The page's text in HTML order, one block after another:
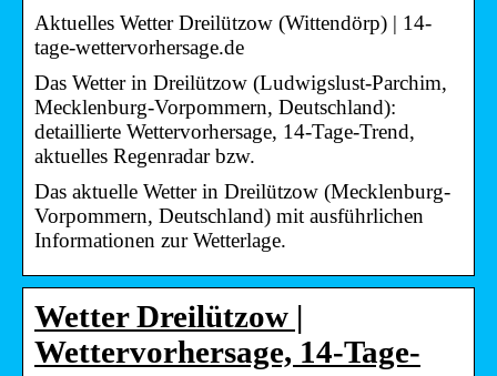
Aktuelles Wetter Dreilützow (Wittendörp) | 14-
tage-wettervorhersage.de
Das Wetter in Dreilützow (Ludwigslust-Parchim,
Mecklenburg-Vorpommern, Deutschland):
detaillierte Wettervorhersage, 14-Tage-Trend,
aktuelles Regenradar bzw.
Das aktuelle Wetter in Dreilützow (Mecklenburg-
Vorpommern, Deutschland) mit ausführlichen
Informationen zur Wetterlage.
Wetter Dreilützow |
Wettervorhersage, 14-Tage-